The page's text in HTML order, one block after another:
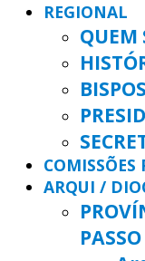
REGIONAL
QUEM
BISPOS
COMISSÕES
ARQUI /